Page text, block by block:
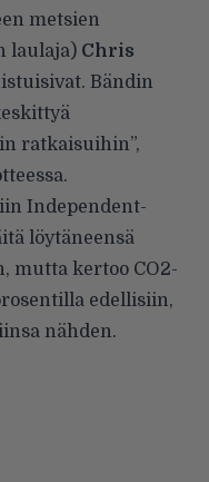
metsien
laulaja) Chris
Bändin
ratkaisuihin”,
.
Independent-
löytäneensä
mutta kertoo CO2-
edellisiin,
nähden.